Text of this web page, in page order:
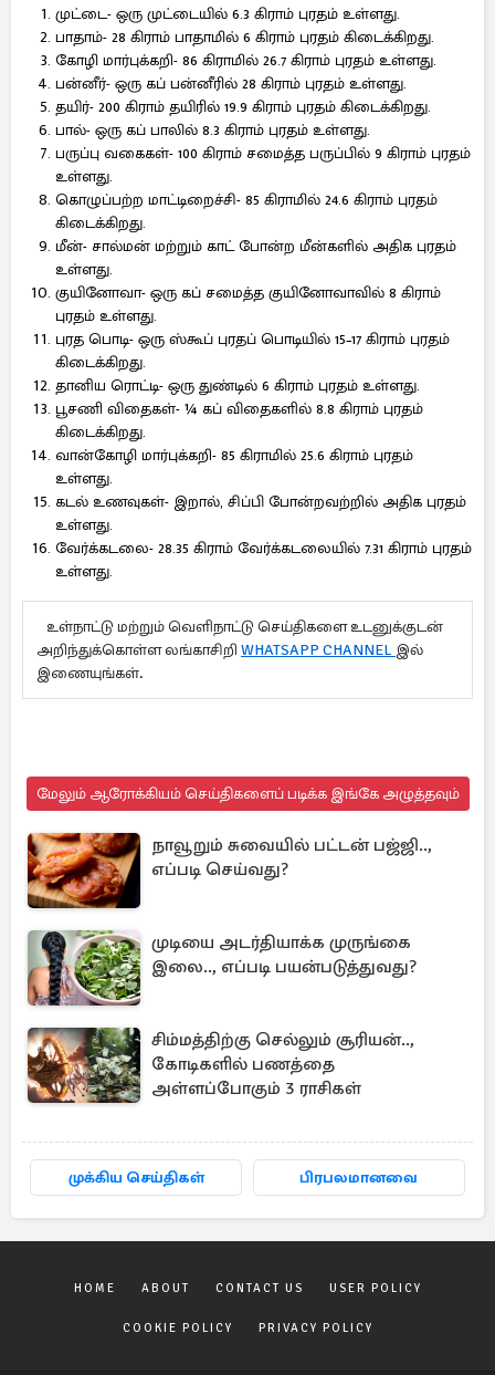
முட்டை- ஒரு முட்டையில் 6.3 கிராம் புரதம் உள்ளது.
பாதாம்- 28 கிராம் பாதாமில் 6 கிராம் புரதம் கிடைக்கிறது.
கோழி மார்புக்கறி- 86 கிராமில் 26.7 கிராம் புரதம் உள்ளது.
பன்னீர்- ஒரு கப் பன்னீரில் 28 கிராம் புரதம் உள்ளது.
தயிர்- 200 கிராம் தயிரில் 19.9 கிராம் புரதம் கிடைக்கிறது.
பால்- ஒரு கப் பாலில் 8.3 கிராம் புரதம் உள்ளது.
பருப்பு வகைகள்- 100 கிராம் சமைத்த பருப்பில் 9 கிராம் புரதம்
உள்ளது.
கொழுப்பற்ற மாட்டிறைச்சி- 85 கிராமில் 24.6 கிராம் புரதம்
கிடைக்கிறது.
மீன்- சால்மன் மற்றும் காட் போன்ற மீன்களில் அதிக புரதம்
உள்ளது.
குயினோவா- ஒரு கப் சமைத்த குயினோவாவில் 8 கிராம்
புரதம் உள்ளது.
புரத பொடி- ஒரு ஸ்கூப் புரதப் பொடியில் 15–17 கிராம் புரதம்
கிடைக்கிறது.
தானிய ரொட்டி- ஒரு துண்டில் 6 கிராம் புரதம் உள்ளது.
பூசணி விதைகள்- ¼ கப் விதைகளில் 8.8 கிராம் புரதம்
கிடைக்கிறது.
வான்கோழி மார்புக்கறி- 85 கிராமில் 25.6 கிராம் புரதம்
உள்ளது.
கடல் உணவுகள்- இறால், சிப்பி போன்றவற்றில் அதிக புரதம்
உள்ளது.
வேர்க்கடலை- 28.35 கிராம் வேர்க்கடலையில் 7.31 கிராம் புரதம்
உள்ளது.
உள்நாட்டு மற்றும் வெளிநாட்டு செய்திகளை உடனுக்குடன்
அறிந்துக்கொள்ள லங்காசிறி WHATSAPP CHANNEL இல்
இணையுங்கள்.
மேலும் ஆரோக்கியம் செய்திகளைப் படிக்க இங்கே அழுத்தவும்
நாவூறும் சுவையில் பட்டன் பஜ்ஜி..,
எப்படி செய்வது?
முடியை அடர்தியாக்க முருங்கை
இலை.., எப்படி பயன்படுத்துவது?
சிம்மத்திற்கு செல்லும் சூரியன்..,
கோடிகளில் பணத்தை
அள்ளப்போகும் 3 ராசிகள்
முக்கிய செய்திகள் பிரபலமானவை
HOME ABOUT CONTACT US USER POLICY
COOKIE POLICY PRIVACY POLICY